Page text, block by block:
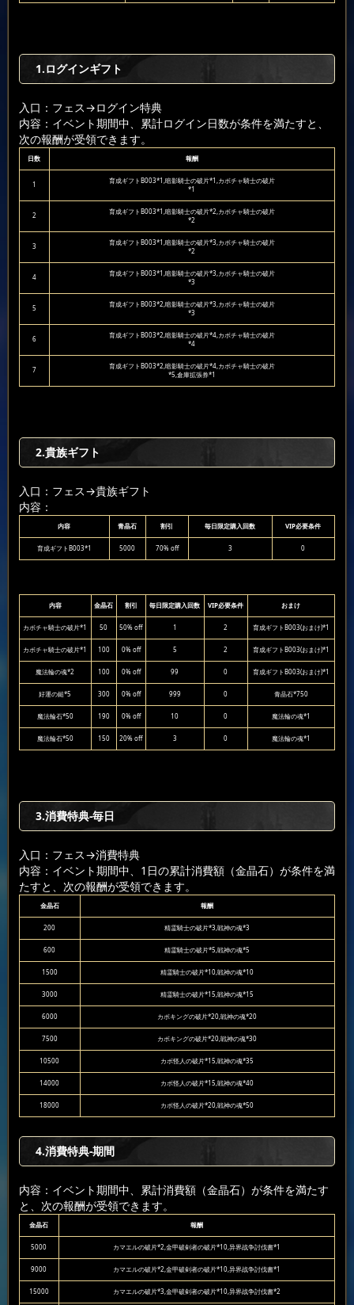
1.ログインギフト
入口：フェス→ログイン特典
内容：イベント期間中、累計ログイン日数が条件を満たすと、
次の報酬が受領できます。
日数 報酬
1
育成ギフトB003*1,暗影騎士の破片*1,カボチャ騎士の破片
*1
2
育成ギフトB003*1,暗影騎士の破片*2,カボチャ騎士の破片
*2
3
育成ギフトB003*1,暗影騎士の破片*3,カボチャ騎士の破片
*2
4
育成ギフトB003*1,暗影騎士の破片*3,カボチャ騎士の破片
*3
5
育成ギフトB003*2,暗影騎士の破片*3,カボチャ騎士の破片
*3
6
育成ギフトB003*2,暗影騎士の破片*4,カボチャ騎士の破片
*4
7
育成ギフトB003*2,暗影騎士の破片*4,カボチャ騎士の破片
*5,倉庫拡張券*1
2.貴族ギフト
入口：フェス→貴族ギフト
内容：
内容 青晶石 割引 毎日限定購入回数 VIP必要条件
育成ギフトB003*1 5000 70% off 3 0
内容 金晶石 割引 毎日限定購入回数 VIP必要条件 おまけ
カボチャ騎士の破片*1 50 50% off 1 2 育成ギフトB003(おまけ)*1
カボチャ騎士の破片*1 100 0% off 5 2 育成ギフトB003(おまけ)*1
魔法輪の魂*2 100 0% off 99 0 育成ギフトB003(おまけ)*1
好運の鎚*5 300 0% off 999 0 青晶石*750
魔法輪石*50 190 0% off 10 0 魔法輪の魂*1
魔法輪石*50 150 20% off 3 0 魔法輪の魂*1
3.消費特典-毎日
入口：フェス→消費特典
内容：イベント期間中、1日の累計消費額（金晶石）が条件を満
たすと、次の報酬が受領できます。
金晶石 報酬
200 精霊騎士の破片*3,戦神の魂*3
600 精霊騎士の破片*5,戦神の魂*5
1500 精霊騎士の破片*10,戦神の魂*10
3000 精霊騎士の破片*15,戦神の魂*15
6000 カボキングの破片*20,戦神の魂*20
7500 カボキングの破片*20,戦神の魂*30
10500 カボ怪人の破片*15,戦神の魂*35
14000 カボ怪人の破片*15,戦神の魂*40
18000 カボ怪人の破片*20,戦神の魂*50
4.消費特典-期間
内容：イベント期間中、累計消費額（金晶石）が条件を満たす
と、次の報酬が受領できます。
金晶石 報酬
5000 カマエルの破片*2,金甲破剣者の破片*10,异界战争討伐書*1
9000 カマエルの破片*2,金甲破剣者の破片*10,异界战争討伐書*1
15000 カマエルの破片*3,金甲破剣者の破片*10,异界战争討伐書*2